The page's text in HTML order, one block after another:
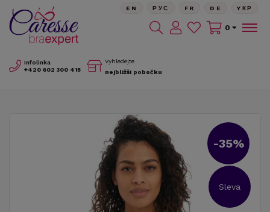
Infolinka
+420 602 300 415
Vyhledejte
nejbližší pobočku
EN РУС FR DE YКР
0
-35%
Sleva